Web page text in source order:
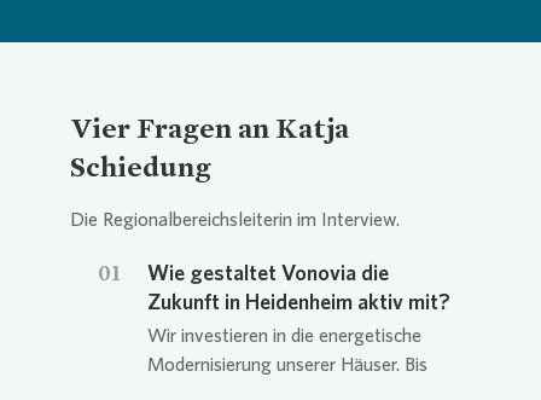
Vier Fragen an Katja
Schiedung
Die Regionalbereichsleiterin im Interview.
01
Wie gestaltet Vonovia die
Zukunft in Heidenheim aktiv mit?
Wir investieren in die energetische
Modernisierung unserer Häuser. Bis